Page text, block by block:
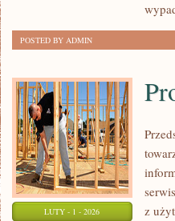
POSTED BY ADMIN
LUTY - 1 - 2026
z